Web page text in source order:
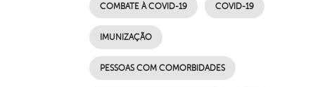
COMBATE À COVID-19 COVID-19
IMUNIZAÇÃO
PESSOAS COM COMORBIDADES